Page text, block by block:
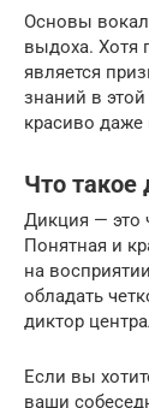
Основы
выдоха. Хотя
является
знаний в
красиво даже
Что такое
Дикция — это
Понятная и
на
обладать
диктор
Если вы
ваши